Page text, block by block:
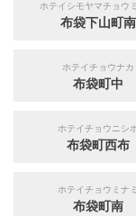
ホテイシモヤマチョウ
布袋下山町南
ホテイチョウナカ
布袋町中
ホテイチョウニシ
布袋町西布
ホテイチョウミナミ
布袋町南